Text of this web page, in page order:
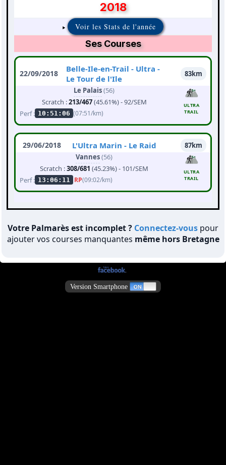
2018
Voir les Stats de l'année
Ses Courses
22/09/2018
Belle-Ile-en-Trail - Ultra -
Le Tour de l'Ile
83km
Le Palais(56)
Scratch :213/467(45.61%) - 92/SEM
Perf : 10:51:06 (07:51/km)
ULTRA
TRAIL
29/06/2018 L'Ultra Marin - Le Raid
87km
Vannes(56)
Scratch :308/681 (45.23%) - 101/SEM
Perf : 13:06:11 RP(09:02/km)
ULTRA
TRAIL
Votre Palmarès est incomplet ? Connectez-vous pour
ajouter vos courses manquantes même hors Bretagne
Version Smartphone